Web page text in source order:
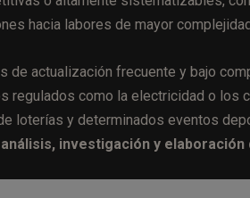
hacia labores de mayor
actualización frecuente y bajo
regulados como la electricidad o los
loterías y determinados eventos
investigación y elaboración